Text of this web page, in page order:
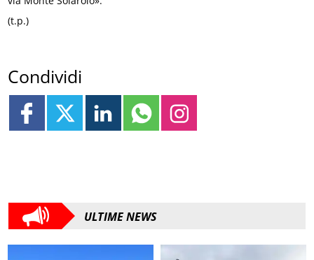
(t.p.)
Condividi
ULTIME NEWS